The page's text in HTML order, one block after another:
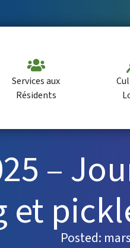
Services aux
Résidents
–
et
Posted: